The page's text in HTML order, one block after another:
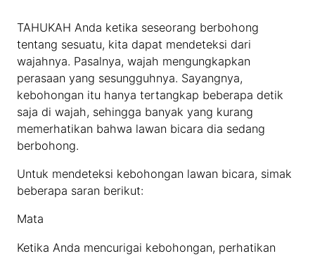
TAHUKAH Anda ketika seseorang berbohong
tentang sesuatu, kita dapat mendeteksi dari
wajahnya. Pasalnya, wajah mengungkapkan
perasaan yang sesungguhnya. Sayangnya,
kebohongan itu hanya tertangkap beberapa detik
saja di wajah, sehingga banyak yang kurang
memerhatikan bahwa lawan bicara dia sedang
berbohong.
Untuk mendeteksi kebohongan lawan bicara, simak
beberapa saran berikut:
Mata
Ketika Anda mencurigai kebohongan, perhatikan